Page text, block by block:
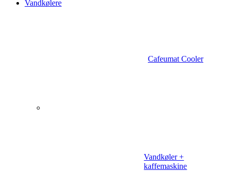
Vandkølere
Cafeumat Cooler
Vandkøler +
kaffemaskine